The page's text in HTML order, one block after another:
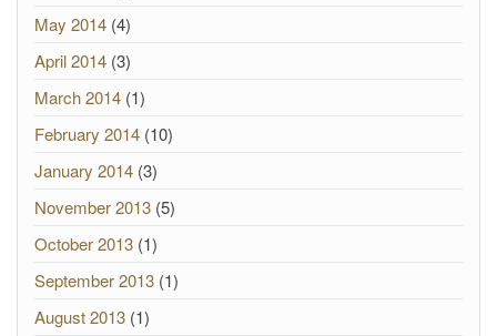
May 2014 (4)
April 2014 (3)
March 2014 (1)
February 2014 (10)
January 2014 (3)
November 2013 (5)
October 2013 (1)
September 2013 (1)
August 2013 (1)